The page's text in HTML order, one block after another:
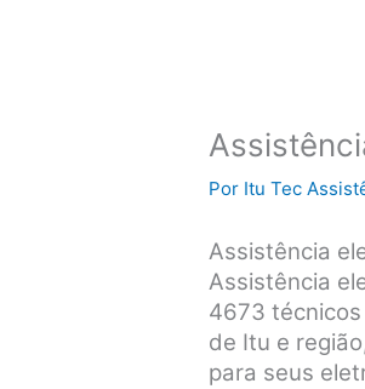
Por Itu Tec
Assistência
Assistência
4673
de Itu e
para seus